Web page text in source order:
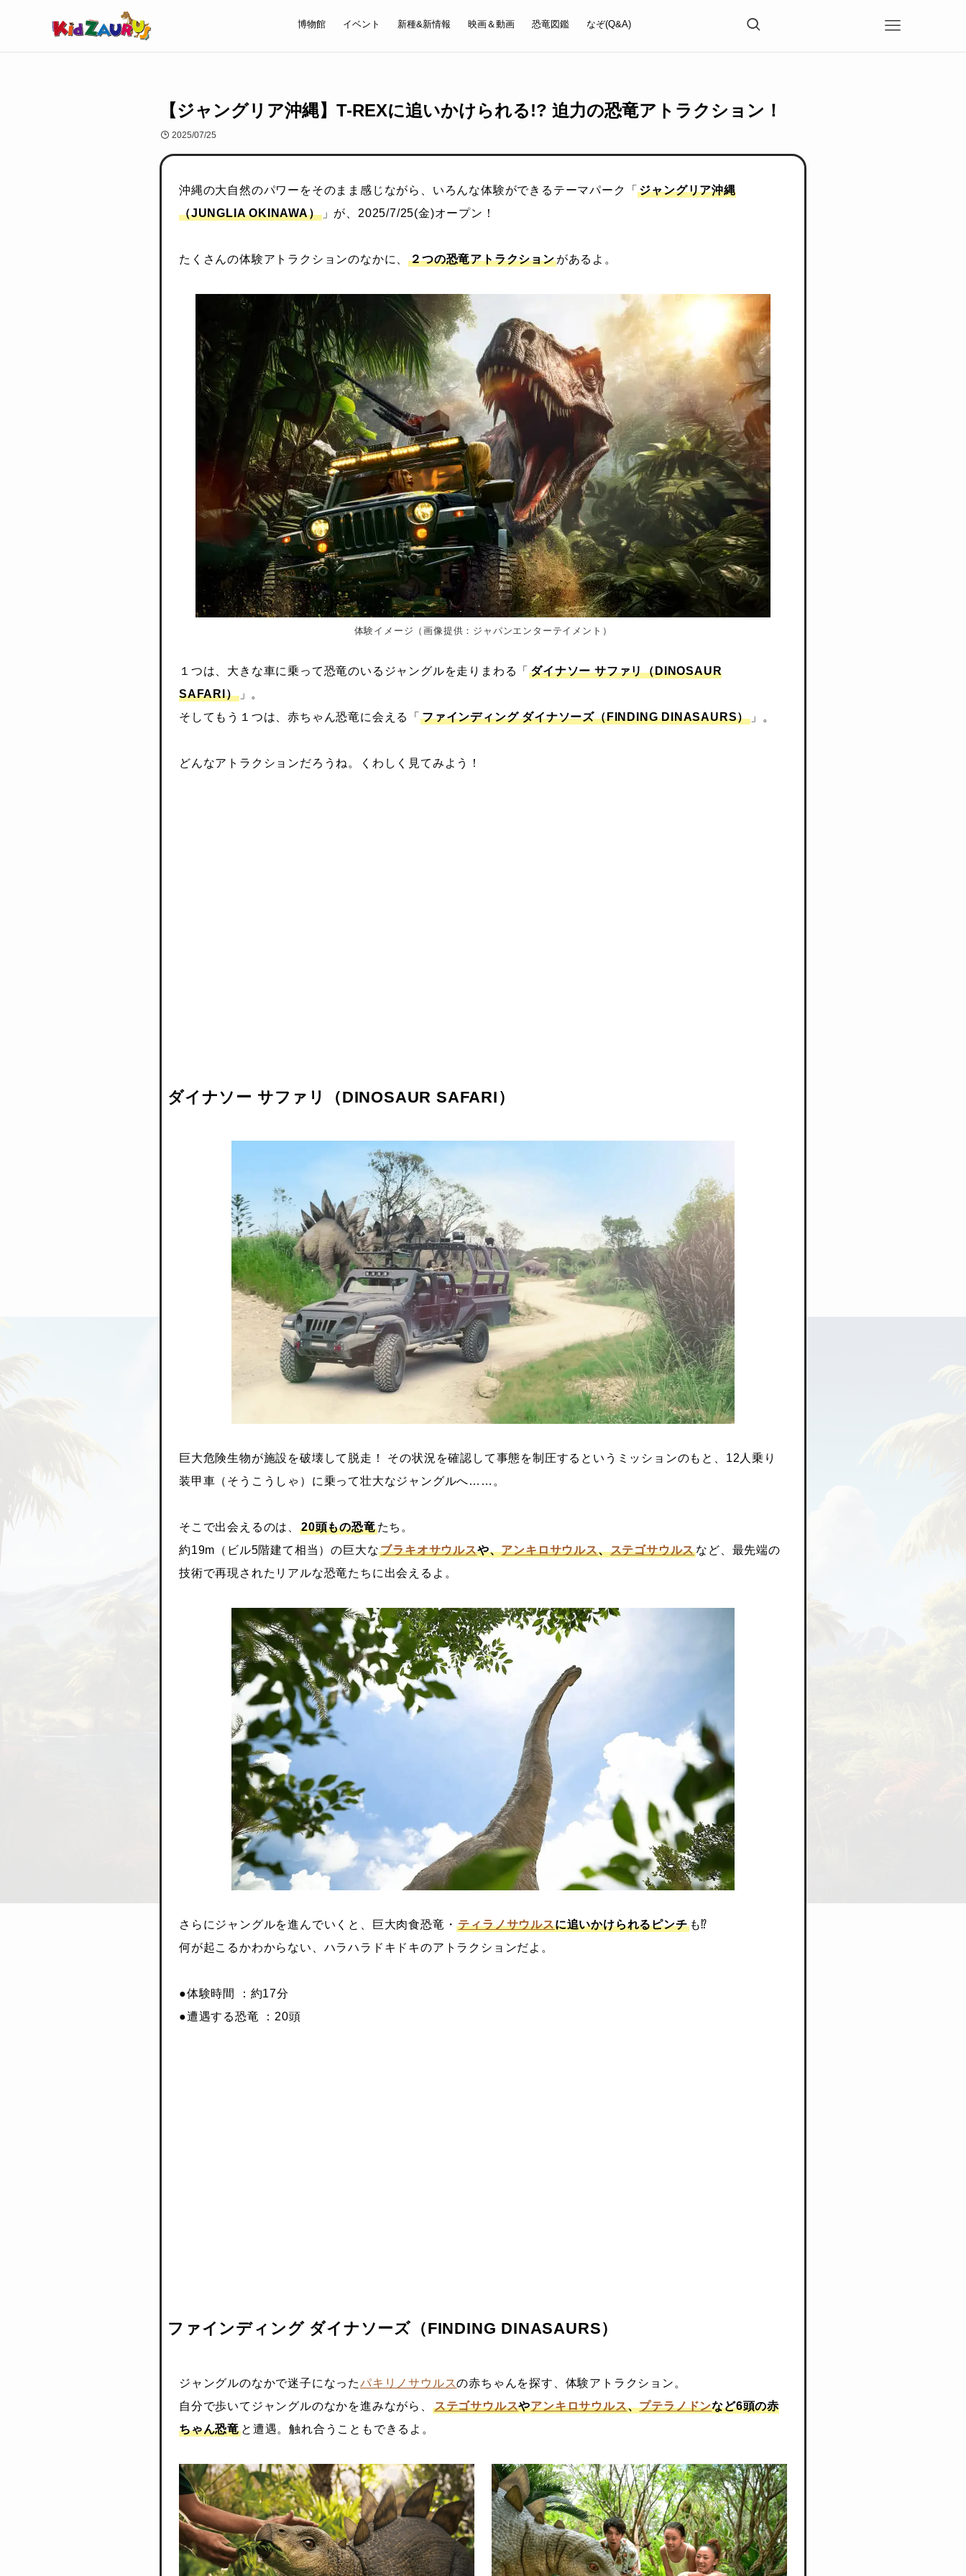
博物館 イベント 新種&新情報 映画＆動画 恐竜図鑑 なぞ(Q&A)
【ジャングリア沖縄】T-REXに追いかけられる!? 迫力の恐竜アトラクション！
2025/07/25
沖縄の大自然のパワーをそのまま感じながら、いろんな体験ができるテーマパーク「ジャングリア沖縄
（JUNGLIA OKINAWA）」が、2025/7/25(金)オープン！
たくさんの体験アトラクションのなかに、２つの恐竜アトラクションがあるよ。
体験イメージ（画像提供：ジャパンエンターテイメント）
１つは、大きな車に乗って恐竜のいるジャングルを走りまわる「ダイナソー サファリ（DINOSAUR
SAFARI）」。
そしてもう１つは、赤ちゃん恐竜に会える「 ファインディング ダイナソーズ（FINDING DINASAURS） 」。
どんなアトラクションだろうね。くわしく見てみよう！
ダイナソー サファリ（DINOSAUR SAFARI）
巨大危険生物が施設を破壊して脱走！ その状況を確認して事態を制圧するというミッションのもと、12人乗り
装甲車（そうこうしゃ）に乗って壮大なジャングルへ……。
そこで出会えるのは、 20頭もの恐竜たち。
約19m（ビル5階建て相当）の巨大なブラキオサウルスや、アンキロサウルス、ステゴサウルスなど、最先端の
技術で再現されたリアルな恐竜たちに出会えるよ。
さらにジャングルを進んでいくと、巨大肉食恐竜・ティラノサウルスに追いかけられるピンチも⁉
何が起こるかわからない、ハラハラドキドキのアトラクションだよ。
●体験時間 ：約17分
●遭遇する恐竜 ：20頭
ファインディング ダイナソーズ（FINDING DINASAURS）
ジャングルのなかで迷子になったパキリノサウルスの赤ちゃんを探す、体験アトラクション。
自分で歩いてジャングルのなかを進みながら、
ステゴサウルスやアンキロサウルス、プテラノドンなど6頭の赤
ちゃん恐竜 と遭遇。触れ合うこともできるよ。